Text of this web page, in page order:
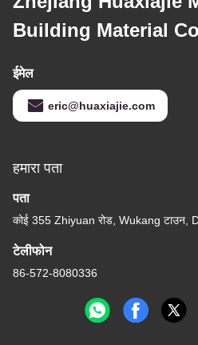
जलरोधक एंटीकोरोसिव
Zhejiang Huaxiajie